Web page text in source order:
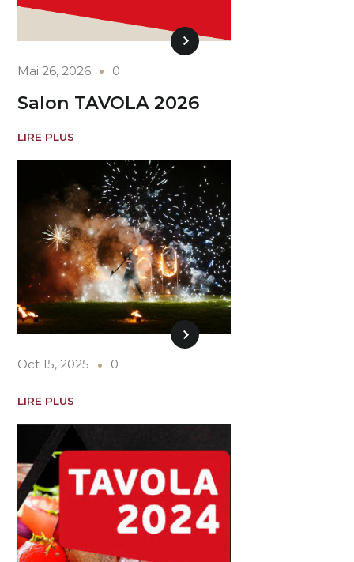
Mai 26, 2026 0
Salon TAVOLA 2026
LIRE PLUS
Oct 15, 2025 0
LIRE PLUS